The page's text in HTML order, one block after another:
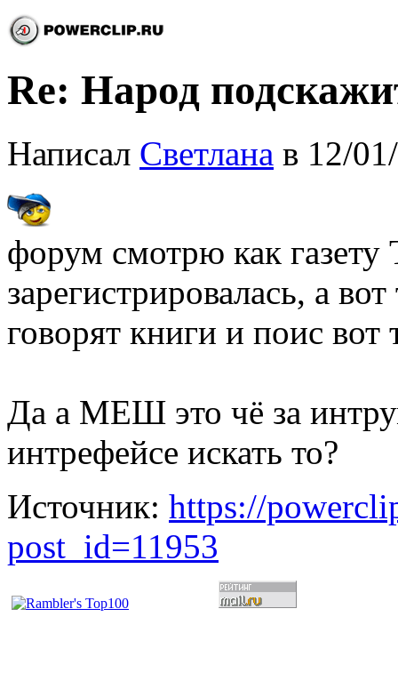
Re: Народ
Написал Светлана в 12/
форум смотрю как газету
зарегистрировалась, а
говорят книги и поис вот
Да а МЕШ это чё за
интрефейсе искать то?
Источник: https://
post_id=11953